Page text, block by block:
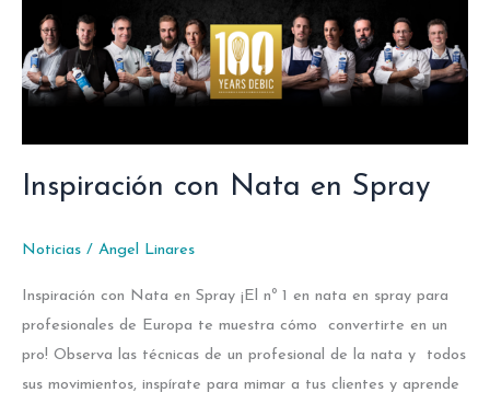
Inspiración con Nata en Spray
Noticias / Angel Linares
Inspiración con Nata en Spray ¡El nº 1 en nata en spray para
profesionales de Europa te muestra cómo convertirte en un
pro! Observa las técnicas de un profesional de la nata y todos
sus movimientos, inspírate para mimar a tus clientes y aprende
con
Nata
en